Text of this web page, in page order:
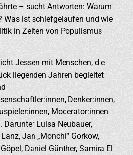
– sucht Antworten: Warum
Was ist schiefgelaufen und wie
in Zeiten von Populismus
Jessen mit Menschen, die
liegenden Jahren begleitet
Denker:innen,
Moderator:innen
Luisa Neubauer,
Jan „Monchi“ Gorkow,
Daniel Günther, Samira El